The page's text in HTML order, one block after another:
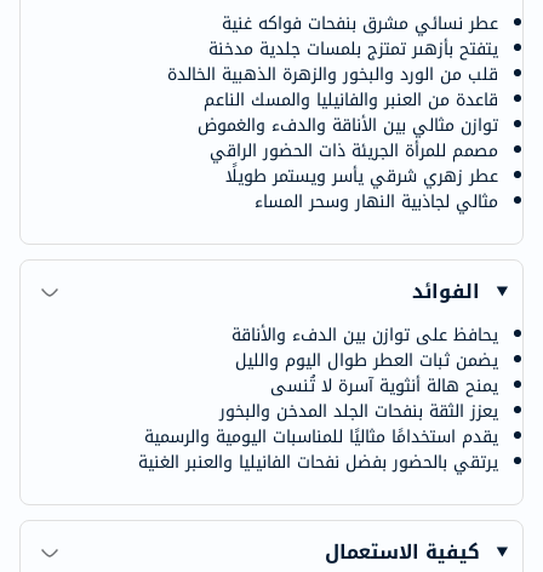
عطر نسائي مشرق بنفحات فواكه غنية
يتفتح بأزهىر تمتزج بلمسات جلدية مدخنة
قلب من الورد والبخور والزهرة الذهبية الخالدة
قاعدة من العنبر والفانيليا والمسك الناعم
توازن مثالي بين الأناقة والدفء والغموض
مصمم للمرأة الجريئة ذات الحضور الراقي
عطر زهري شرقي يأسر ويستمر طويلًا
مثالي لجاذبية النهار وسحر المساء
الفوائد
يحافظ على توازن بين الدفء والأناقة
يضمن ثبات العطر طوال اليوم والليل
يمنح هالة أنثوية آسرة لا تُنسى
يعزز الثقة بنفحات الجلد المدخن والبخور
يقدم استخدامًا مثاليًا للمناسبات اليومية والرسمية
يرتقي بالحضور بفضل نفحات الفانيليا والعنبر الغنية
كيفية الاستعمال